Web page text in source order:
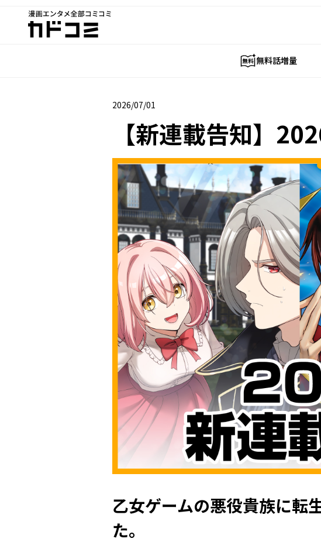
漫画エンタメ全部コミコミ
カドコミ
無料話増量
2026/07/01
2026年07月01日
【新連載告知】
乙女ゲームの悪役貴族に転
た。